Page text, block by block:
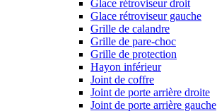
Glace rétroviseur droit
Glace rétroviseur gauche
Grille de calandre
Grille de pare-choc
Grille de protection
Hayon inférieur
Joint de coffre
Joint de porte arrière droite
Joint de porte arrière gauche